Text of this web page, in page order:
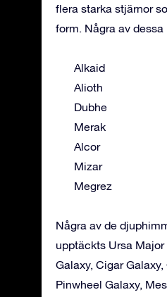
flera starka stjärnor
form. Några av
Alkaid
Alioth
Dubhe
Merak
Alcor
Mizar
Megrez
Några av de
upptäckts Ursa Major
Galaxy, Cigar
Pinwheel Galaxy,